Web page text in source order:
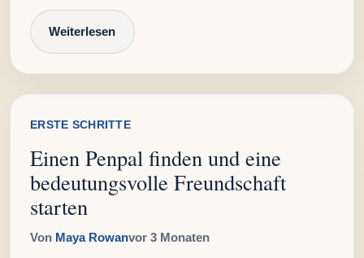
Weiterlesen
ERSTE SCHRITTE
Einen Penpal finden und eine
bedeutungsvolle Freundschaft
starten
Von Maya Rowanvor 3 Monaten